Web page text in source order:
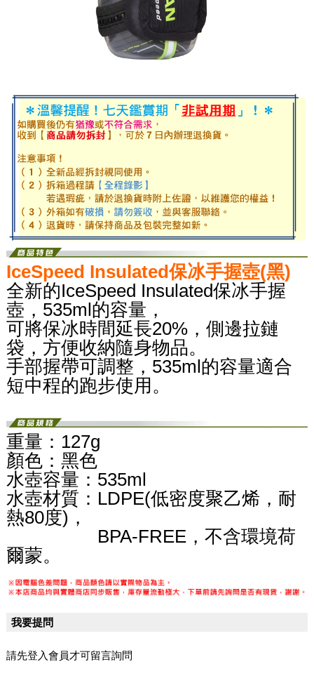
IceSpeed Insulated保冰手握壺(黑)
全新的IceSpeed Insulated保冰手握
壺，535ml的容量，
可將保冰時間延長20%，側邊拉鏈
袋，方便收納隨身物品。
手部握帶可調整，535ml的容量適合
短中程的跑步使用。
重量：127g
顏色：黑色
水壺容量：535ml
水壺材質：LDPE(低密度聚乙烯，耐
熱80度)，
BPA-FREE，不含環境荷
爾蒙。
我要提問
請先登入會員才可留言詢問